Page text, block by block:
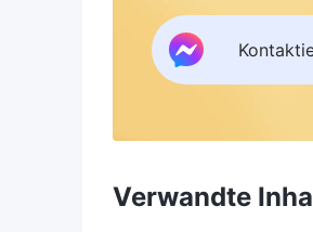
Verwandte